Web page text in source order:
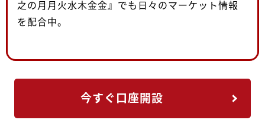
之の月月火水木金金』でも日々のマーケット情報
を配合中。
今すぐ口座開設